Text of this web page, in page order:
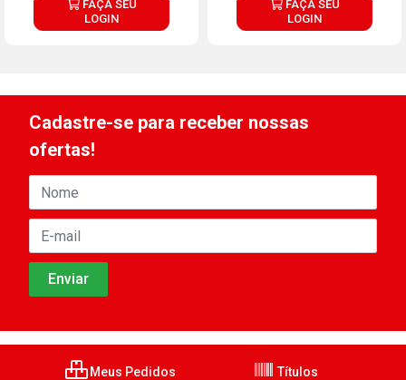
FAÇA SEU
LOGIN
FAÇA SEU
LOGIN
Cadastre-se para receber nossas
ofertas!
Meus Pedidos Títulos